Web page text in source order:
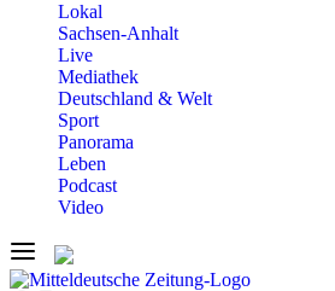
Lokal
Sachsen-Anhalt
Live
Mediathek
Deutschland & Welt
Sport
Panorama
Leben
Podcast
Video